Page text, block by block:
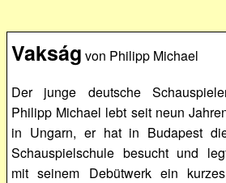
Vakság von Philipp Michael
Der junge deutsche
Philipp Michael lebt seit neun
in Ungarn, er hat in Budapest
Schauspielschule besucht und
mit seinem Debütwerk ein